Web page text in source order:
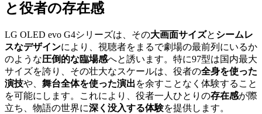
と役者の存在感
LG OLED evo G4シリーズは、その大画面サイズと シームレ
スなデザインにより、視聴者をまるで劇場の最前列にいるか
のような圧倒的な臨場感へと誘います。特に97型は国内最大
サイズを誇り、その壮大なスケールは、役者の全身を使った
演技や、 舞台全体を使った演出を余すことなく体験すること
を可能にします。これにより、役者一人ひとりの存在感が際
立ち、物語の世界に深く没入する体験を提供します。